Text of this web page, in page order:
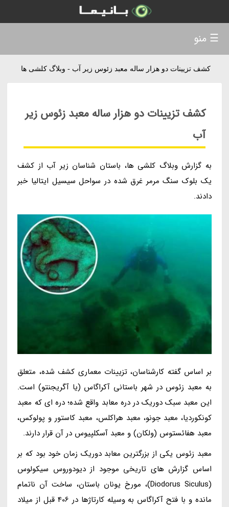
کشف تزیینات دو هزار ساله معبد زئوس زیر آب - وبلاگ کلشی ها
کشف تزیینات دو هزار ساله معبد زئوس زیر
آب
به گزارش وبلاگ کلشی ها، باستان شناسان زیر آب از کشف
یک بلوک سنگ مرمر غرق شده در سواحل سیسیل ایتالیا خبر
دادند.
بر اساس گفته کارشناسان، تزیینات معماری کشف شده، متعلق
به معبد زئوس در شهر باستانی آکراگاس (یا آگریجنتو) است.
این معبد سبک دوریک در دره معابد واقع شده؛ دره ای که معبد
کونکوردیا، معبد جونو، معبد هراکلس، معبد کاستور و پولوکس،
معبد هفائستوس (ولکان) و معبد آسکلپیوس در آن قرار دارند.
معبد زئوس یکی از بزرگترین معابد دوریک زمان خود بود که بر
اساس گزارش های تاریخی موجود از دیودوروس سیکولوس
(Diodorus Siculus)، مورخ یونان باستان، ساخت آن ناتمام
مانده و با فتح آکراگاس به وسیله کارتاژها در 406 قبل از میلاد
☰ منو